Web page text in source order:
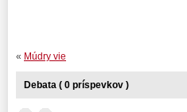
« Múdry vie
Debata ( 0 príspevkov )